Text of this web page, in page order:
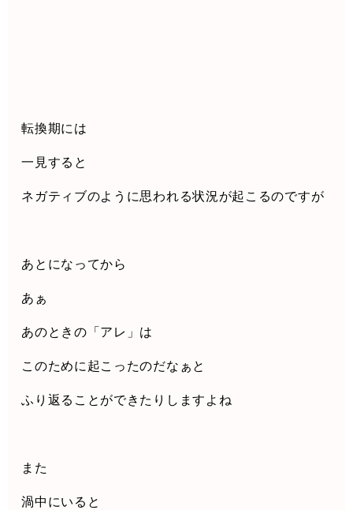
転換期には
一見すると
ネガティブのように思われる状況が起こるのですが
あとになってから
あぁ
あのときの「アレ」は
このために起こったのだなぁと
ふり返ることができたりしますよね
また
渦中にいると